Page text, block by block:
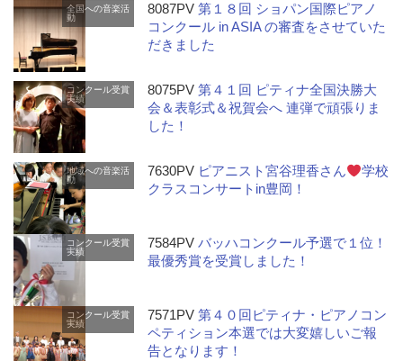
全国への音楽活
動
8087PV第１８回 ショパン国際ピアノ
コンクール in ASIA の審査をさせていた
だきました
コンクール受賞
実績
8075PV第４１回 ピティナ全国決勝大
会＆表彰式＆祝賀会へ 連弾で頑張りま
した！
地域への音楽活
動
7630PV ピアニスト宮谷理香さん
学校
クラスコンサートin豊岡！
コンクール受賞
実績
7584PVバッハコンクール予選で１位！
最優秀賞を受賞しました！
コンクール受賞
実績
7571PV第４０回ピティナ・ピアノコン
ペティション本選では大変嬉しいご報
告となります！